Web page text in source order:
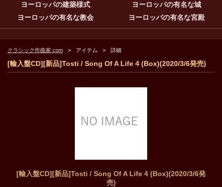
ヨーロッパの建築様式
ヨーロッパの有名な城
ヨーロッパの有名な教会
ヨーロッパの有名な宮殿
クラシック作曲家.com アイテム 詳細
[輸入盤CD][新品]Tosti / Song Of A Life 4 (Box)(2020/3/6発売)
[輸入盤CD][新品]Tosti / Song Of A Life 4 (Box)(2020/3/6発
売)